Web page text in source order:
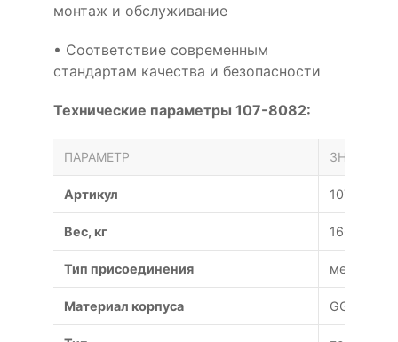
монтаж и обслуживание
• Соответствие современным
стандартам качества и безопасности
Технические параметры 107-8082:
ПАРАМЕТР ЗНАЧЕНИЕ
Артикул 107-8082
Вес, кг 166
Тип присоединения
Материал корпуса GGG50